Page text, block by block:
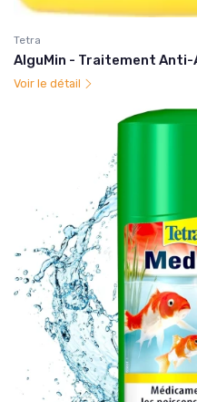
Tetra
AlguMin - Traitement Anti-
Voir le détail